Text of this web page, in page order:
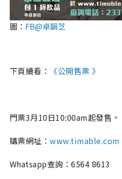
圖： FB@卓韻芝
下頁續看： 《公開售票 》
門票3月10日10:00am起發售。
購票網址：www.timable.com
Whatsapp查詢：6564 8613